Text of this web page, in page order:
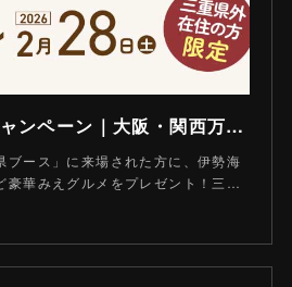
三重へおいないキャンペーン｜大阪・関西万博 × 三重旅で“おいしい”をプレゼント
ブース」に来場された方に、伊勢海
豪華みえグルメをプレゼント！三…